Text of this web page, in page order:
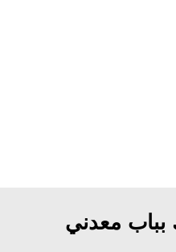
بباب معدني